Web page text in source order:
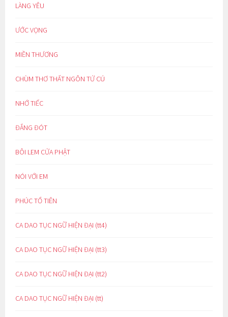
LÀNG YÊU
ƯỚC VỌNG
MIỀN THƯƠNG
CHÙM THƠ THẤT NGÔN TỨ CÚ
NHỚ TIẾC
ĐẮNG ĐÓT
BÔI LEM CỬA PHẬT
NÓI VỚI EM
PHÚC TỔ TIÊN
CA DAO TỤC NGỮ HIỆN ĐẠI (tt4)
CA DAO TỤC NGỮ HIỆN ĐẠI (tt3)
CA DAO TỤC NGỮ HIỆN ĐẠI (tt2)
CA DAO TỤC NGỮ HIỆN ĐẠI (tt)